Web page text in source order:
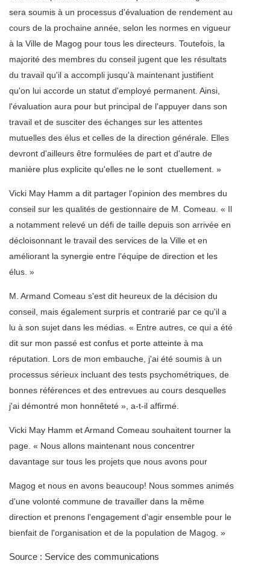
sera soumis à un processus d'évaluation de rendement au
cours de la prochaine année, selon les normes en vigueur
à la Ville de Magog pour tous les directeurs. Toutefois, la
majorité des membres du conseil jugent que les résultats
du travail qu'il a accompli jusqu'à maintenant justifient
qu'on lui accorde un statut d'employé permanent. Ainsi,
l'évaluation aura pour but principal de l'appuyer dans son
travail et de susciter des échanges sur les attentes
mutuelles des élus et celles de la direction générale. Elles
devront d'ailleurs être formulées de part et d'autre de
manière plus explicite qu'elles ne le sont ctuellement. »
Vicki May Hamm a dit partager l'opinion des membres du
conseil sur les qualités de gestionnaire de M. Comeau. « Il
a notamment relevé un défi de taille depuis son arrivée en
décloisonnant le travail des services de la Ville et en
améliorant la synergie entre l'équipe de direction et les
élus. »
M. Armand Comeau s'est dit heureux de la décision du
conseil, mais également surpris et contrarié par ce qu'il a
lu à son sujet dans les médias. « Entre autres, ce qui a été
dit sur mon passé est confus et porte atteinte à ma
réputation. Lors de mon embauche, j'ai été soumis à un
processus sérieux incluant des tests psychométriques, de
bonnes références et des entrevues au cours desquelles
j'ai démontré mon honnêteté », a-t-il affirmé.
Vicki May Hamm et Armand Comeau souhaitent tourner la
page. « Nous allons maintenant nous concentrer
davantage sur tous les projets que nous avons pour
Magog et nous en avons beaucoup! Nous sommes animés
d'une volonté commune de travailler dans la même
direction et prenons l'engagement d'agir ensemble pour le
bienfait de l'organisation et de la population de Magog. »
Source : Service des communications